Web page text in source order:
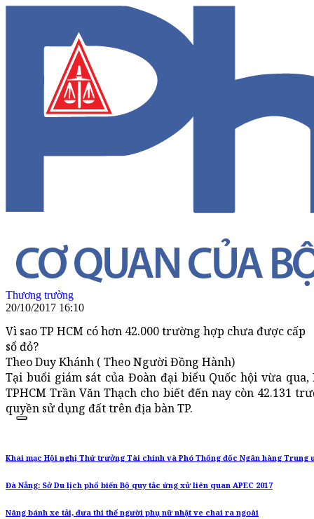
Thương trường
20/10/2017 16:10
Vì sao TP HCM có hơn 42.000 trường hợp chưa được cấp
sổ đỏ?
Theo Duy Khánh ( Theo Người Đồng Hành)
Tại buổi giám sát của Đoàn đại biểu Quốc hội vừa
TPHCM Trần Văn Thạch cho biết đến nay còn 42.131
quyền sử dụng đất trên địa bàn TP.
Khai mạc Hội nghị Thứ trưởng Tài chính và Phó Thống đốc Ngân hàng Trung
Đà Nẵng: Sở Du lịch phổ biến Bộ quy tắc ứng xử liên quan APEC 2017
Nâng bánh xe tải, đưa thi thể người phụ nữ nhặt ve chai ra ngoài